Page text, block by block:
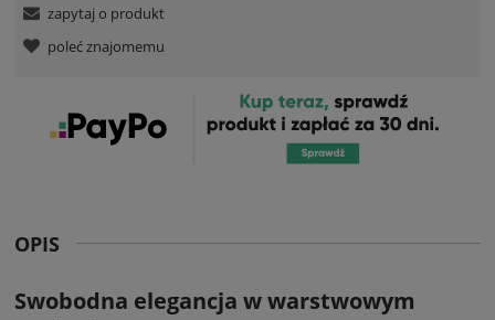
zapytaj o produkt
poleć znajomemu
OPIS
Swobodna elegancja w warstwowym